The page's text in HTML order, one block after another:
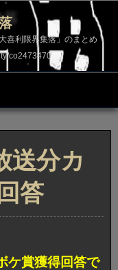
喜利限界集落」のまとめ
co2473470
送分カ
答
ケ賞獲得回答で